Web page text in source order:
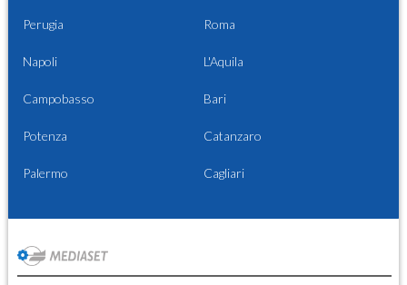
Perugia Roma
Napoli L'Aquila
Campobasso Bari
Potenza Catanzaro
Palermo Cagliari